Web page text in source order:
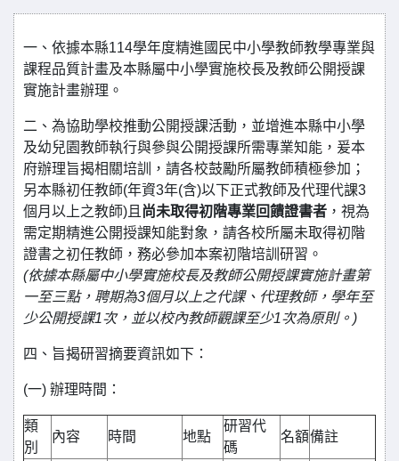
一、依據本縣114學年度精進國民中小學教師教學專業與
課程品質計畫及本縣屬中小學實施校長及教師公開授課
實施計畫辦理。
二、為協助學校推動公開授課活動，並增進本縣中小學
及幼兒園教師執行與參與公開授課所需專業知能，爰本
府辦理旨揭相關培訓，請各校鼓勵所屬教師積極參加；
另本縣初任教師(年資3年(含)以下正式教師及代理代課3
個月以上之教師)且 尚未取得初階專業回饋證書者 ，視為
需定期精進公開授課知能對象，請各校所屬未取得初階
證書之初任教師，務必參加本案初階培訓研習。
(依據本縣屬中小學實施校長及教師公開授課實施計畫第
一至三點，聘期為3個月以上之代課、代理教師，學年至
少公開授課1次，並以校內教師觀課至少1次為原則。)
四、旨揭研習摘要資訊如下：
(一) 辦理時間：
類
別
內容 時間 地點
研習代
碼
名額備註